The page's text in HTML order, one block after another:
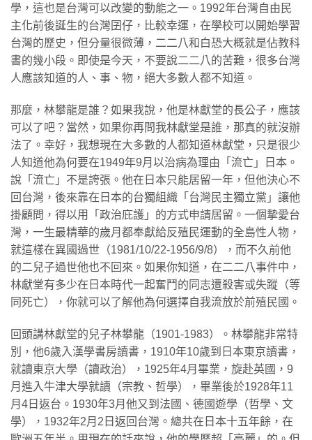
學，這也是台灣可以改變的動能之一。1992年台灣自由民
主化前後誕生的台灣囝仔，比較幸運，在學校可以開始學習
台灣的歷史，但分量很微薄，二二八和白恐大概就是佔教科
書的幾小段。即使是今天，不要說二二八的苦難，很多台灣
人應該知道的人、事、物，絕大多數人都不知道。
​那麼，林攀龍是誰？如果我說，他是林獻堂的長公子，應該
可以了吧？當然，如果你再問我林獻堂是誰，那真的就沒辦
法了。幸好，我想現在大多數的人都知道林獻堂，只是很少
人知道他為何要在1949年9月以治病為理由「流亡」日本。
說「流亡」不是誇張。他在日本只能居留一年，但他決心不
回台灣，後來靠在日本的台獨組織「台灣民主獨立黨」讓他
掛顧問，得以用「政治庇護」的方式申請居留。一個摯愛台
灣，一生最精華的歲月都奉獻給反殖民運動的全島性人物，
就這樣在異國過世（1981/10/22-1956/9/8），而不久前他
的二兒子過世他也不回來。如果你知道，在二二八事件中，
林獻堂有多少在日本時代一起奮鬥的同志遭殺害或失蹤（等
同死亡），你就可以了解他為何選擇自我流放於前殖民國。
​回頭講林獻堂的兒子林攀龍（1901-1983）。林攀龍非常特
別，他6歲入漢學書房讀書，1910年10歲到日本東京讀書，
就讀東京大學（讀政治），1925年4月畢業，旋赴英國，9
月進入牛津大學就讀（宗教、哲學），畢業後於1928年11
月4日返台。1930年3月他又到法國、德國遊學（哲學、文
學），1932年2月2日返回台灣。總共在日本十五年餘，在